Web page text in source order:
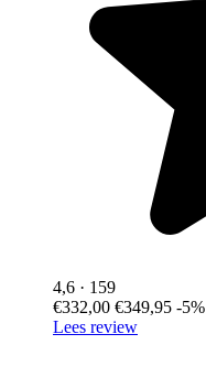
4,6 · 159
€332,00 €349,95 -5%
Lees review